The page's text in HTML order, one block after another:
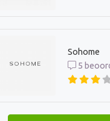
Sohome
5